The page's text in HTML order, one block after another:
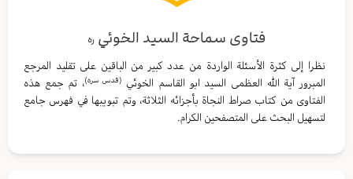
فتاوى سماحة السيد الخوئي ره
نظرا إلى كثرة الأسئلة الواردة من عدد كبير من الباقين على تقليد المرجع
المبرور آية الله العظمى السيد ابو القاسم الخوئي (قدس سره)، تم جمع هذه
الفتاوى من كتاب صراط النجاة بأجزائه الثلاثة، وتم تبويبها في فهرس جامع
لتسهيل البحث على المتصفحين الكرام.